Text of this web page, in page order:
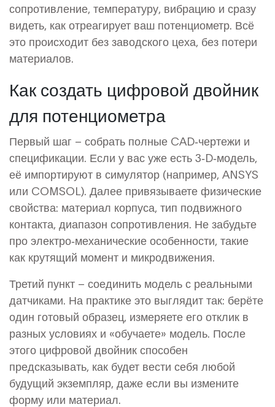
сопротивление, температуру, вибрацию и сразу
видеть, как отреагирует ваш потенциометр. Всё
это происходит без заводского цеха, без потери
материалов.
Как создать цифровой двойник
для потенциометра
Первый шаг – собрать полные CAD‑чертежи и
спецификации. Если у вас уже есть 3‑D‑модель,
её импортируют в симулятор (например, ANSYS
или COMSOL). Далее привязываете физические
свойства: материал корпуса, тип подвижного
контакта, диапазон сопротивления. Не забудьте
про электро‑механические особенности, такие
как крутящий момент и микродвижения.
Третий пункт – соединить модель с реальными
датчиками. На практике это выглядит так: берёте
один готовый образец, измеряете его отклик в
разных условиях и «обучаете» модель. После
этого цифровой двойник способен
предсказывать, как будет вести себя любой
будущий экземпляр, даже если вы измените
форму или материал.